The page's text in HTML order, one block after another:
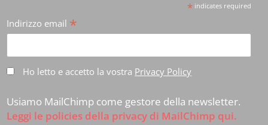
*indicates required
Indirizzo email *
Ho letto e accetto la vostra Privacy Policy
Usiamo MailChimp come gestore della newsletter.
Leggi le policies della privacy di MailChimp qui.